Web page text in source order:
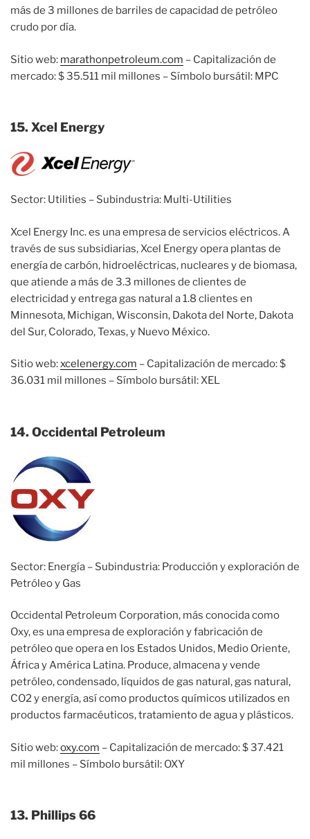
más de 3 millones de barriles de capacidad de petróleo
crudo por día.
Sitio web: marathonpetroleum.com – Capitalización de
mercado: $ 35.511 mil millones – Símbolo bursátil: MPC
15. Xcel Energy
Sector: Utilities – Subindustria: Multi-Utilities
Xcel Energy Inc. es una empresa de servicios eléctricos. A
través de sus subsidiarias, Xcel Energy opera plantas de
energía de carbón, hidroeléctricas, nucleares y de biomasa,
que atiende a más de 3.3 millones de clientes de
electricidad y entrega gas natural a 1.8 clientes en
Minnesota, Michigan, Wisconsin, Dakota del Norte, Dakota
del Sur, Colorado, Texas, y Nuevo México.
Sitio web:xcelenergy.com – Capitalización de mercado: $
36.031 mil millones – Símbolo bursátil: XEL
14. Occidental Petroleum
Sector: Energía – Subindustria: Producción y exploración de
Petróleo y Gas
Occidental Petroleum Corporation, más conocida como
Oxy, es una empresa de exploración y fabricación de
petróleo que opera en los Estados Unidos, Medio Oriente,
África y América Latina. Produce, almacena y vende
petróleo, condensado, líquidos de gas natural, gas natural,
CO2 y energía, así como productos químicos utilizados en
productos farmacéuticos, tratamiento de agua y plásticos.
Sitio web:oxy.com – Capitalización de mercado: $ 37.421
mil millones – Símbolo bursátil: OXY
13. Phillips 66